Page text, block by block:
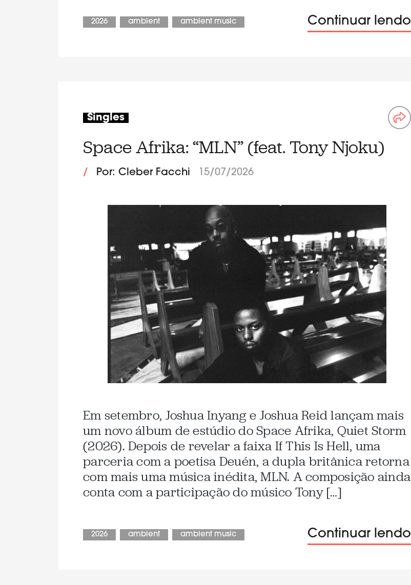
2026 ambient ambient music Continuar lendo
Singles
Space Afrika: “MLN” (feat. Tony Njoku)
/ Por: Cleber Facchi 15/07/2026
Em setembro, Joshua Inyang e Joshua Reid lançam mais
um novo álbum de estúdio do Space Afrika, Quiet Storm
(2026). Depois de revelar a faixa If This Is Hell, uma
parceria com a poetisa Deuén, a dupla britânica retorna
com mais uma música inédita, MLN. A composição ainda
conta com a participação do músico Tony […]
2026 ambient ambient music Continuar lendo